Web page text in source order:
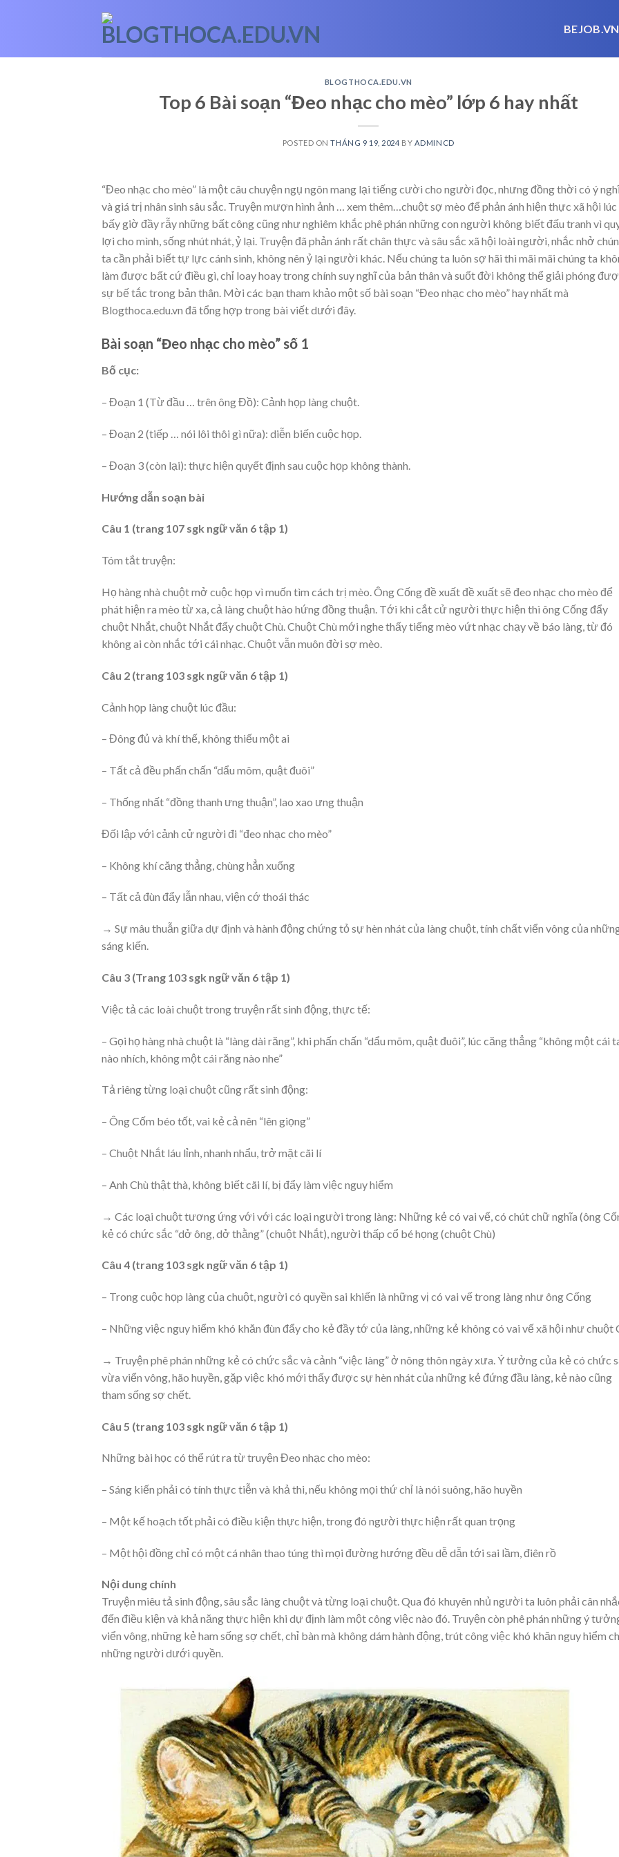
BEJOB.VN
BLOGTHOCA.EDU.VN
Top 6 Bài soạn “Đeo nhạc cho mèo” lớp 6 hay nhất
POSTED ONTHÁNG 9 19, 2024 BY ADMINCD
“Đeo nhạc cho mèo” là một câu chuyện ngụ ngôn mang lại tiếng cười cho người đọc, nhưng đồng thời có ý
và giá trị nhân sinh sâu sắc. Truyện mượn hình ảnh
… xem thêm… chuột sợ mèo để phản ánh hiện thực xã hội lúc
bấy giờ đầy rẫy những bất công cũng như nghiêm khắc phê phán những con người không biết đấu tranh vì
lợi cho mình, sống nhút nhát, ỷ lại. Truyện đã phản ánh rất chân thực và sâu sắc xã hội loài người, nhắc nhở
ta cần phải biết tự lực cánh sinh, không nên ỷ lại người khác. Nếu chúng ta luôn sợ hãi thì mãi mãi chúng ta
làm được bất cứ điều gì, chỉ loay hoay trong chính suy nghĩ của bản thân và suốt đời không thể giải phóng
sự bế tắc trong bản thân. Mời các bạn tham khảo một số bài soạn “Đeo nhạc cho mèo” hay nhất mà
Blogthoca.edu.vn đã tổng hợp trong bài viết dưới đây.
Bài soạn “Đeo nhạc cho mèo” số 1
Bố cục:
– Đoạn 1 (Từ đầu … trên ông Đồ): Cảnh họp làng chuột.
– Đoạn 2 (tiếp … nói lôi thôi gì nữa): diễn biến cuộc họp.
– Đoạn 3 (còn lại): thực hiện quyết định sau cuộc họp không thành.
Hướng dẫn soạn bài
Câu 1 (trang 107 sgk ngữ văn 6 tập 1)
Tóm tắt truyện:
Họ hàng nhà chuột mở cuộc họp vì muốn tìm cách trị mèo. Ông Cống đề xuất đề xuất sẽ đeo nhạc cho mèo để
phát hiện ra mèo từ xa, cả làng chuột hào hứng đồng thuận. Tới khi cắt cử người thực hiện thì ông Cống đẩy
chuột Nhắt, chuột Nhắt đẩy chuột Chù. Chuột Chù mới nghe thấy tiếng mèo vứt nhạc chạy về báo làng, từ đó
không ai còn nhắc tới cái nhạc. Chuột vẫn muôn đời sợ mèo.
Câu 2 (trang 103 sgk ngữ văn 6 tập 1)
Cảnh họp làng chuột lúc đầu:
– Đông đủ và khí thế, không thiếu một ai
– Tất cả đều phấn chấn “dẩu mõm, quật đuôi”
– Thống nhất “đồng thanh ưng thuận”, lao xao ưng thuận
Đối lập với cảnh cử người đi “đeo nhạc cho mèo”
– Không khí căng thẳng, chùng hẳn xuống
– Tất cả đùn đẩy lẫn nhau, viện cớ thoái thác
→ Sự mâu thuẫn giữa dự định và hành động chứng tỏ sự hèn nhát của làng chuột, tính chất viển vông của
sáng kiến.
Câu 3 (Trang 103 sgk ngữ văn 6 tập 1)
Việc tả các loài chuột trong truyện rất sinh động, thực tế:
– Gọi họ hàng nhà chuột là “làng dài răng”, khi phấn chấn “dẩu mõm, quật đuôi”, lúc căng thẳng “không một cái
nào nhích, không một cái răng nào nhe”
Tả riêng từng loại chuột cũng rất sinh động:
– Ông Cốm béo tốt, vai kẻ cả nên “lên giọng”
– Chuột Nhắt láu lỉnh, nhanh nhẩu, trở mặt cãi lí
– Anh Chù thật thà, không biết cãi lí, bị đẩy làm việc nguy hiểm
→ Các loại chuột tương ứng với với các loại người trong làng: Những kẻ có vai vế, có chút chữ nghĩa (ông
kẻ có chức sắc “dở ông, dở thằng” (chuột Nhắt), người thấp cổ bé họng (chuột Chù)
Câu 4 (trang 103 sgk ngữ văn 6 tập 1)
– Trong cuộc họp làng của chuột, người có quyền sai khiến là những vị có vai vế trong làng như ông Cống
– Những việc nguy hiểm khó khăn đùn đẩy cho kẻ đầy tớ của làng, những kẻ không có vai vế xã hội như chuột
→ Truyện phê phán những kẻ có chức sắc và cảnh “việc làng” ở nông thôn ngày xưa. Ý tưởng của kẻ có chức
vừa viển vông, hão huyền, gặp việc khó mới thấy được sự hèn nhát của những kẻ đứng đầu làng, kẻ nào cũng
tham sống sợ chết.
Câu 5 (trang 103 sgk ngữ văn 6 tập 1)
Những bài học có thể rút ra từ truyện Đeo nhạc cho mèo:
– Sáng kiến phải có tính thực tiễn và khả thi, nếu không mọi thứ chỉ là nói suông, hão huyền
– Một kế hoạch tốt phải có điều kiện thực hiện, trong đó người thực hiện rất quan trọng
– Một hội đồng chỉ có một cá nhân thao túng thì mọi đường hướng đều dễ dẫn tới sai lầm, điên rồ
Nội dung chính
Truyện miêu tả sinh động, sâu sắc làng chuột và từng loại chuột. Qua đó khuyên nhủ người ta luôn phải cân
đến điều kiện và khả năng thực hiện khi dự định làm một công việc nào đó. Truyện còn phê phán những ý
viển vông, những kẻ ham sống sợ chết, chỉ bàn mà không dám hành động, trút công việc khó khăn nguy hiểm
những người dưới quyền.